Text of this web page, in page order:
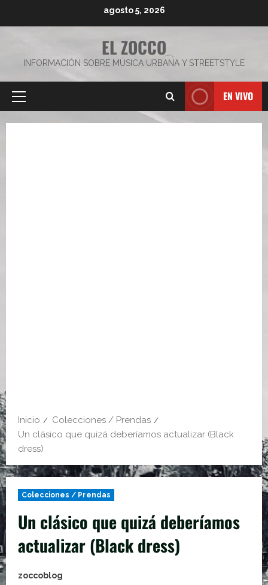
agosto 5, 2026
EL ZOCCO
INFORMACIÓN SOBRE MÚSICA URBANA Y STREETSTYLE
Menú
EN VIVO
Inicio
Colecciones / Prendas
Un clásico que quizá deberíamos actualizar (Black
dress)
Colecciones / Prendas
Un clásico que quizá deberíamos
actualizar (Black dress)
zoccoblog